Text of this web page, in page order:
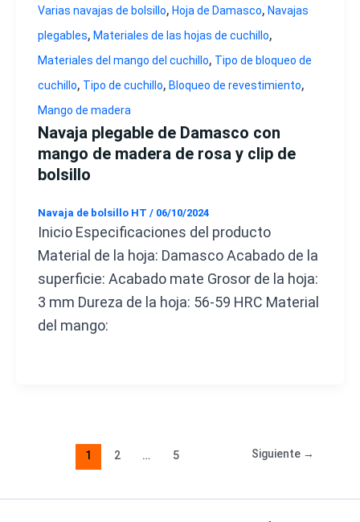
Varias navajas de bolsillo, Hoja de Damasco, Navajas
plegables, Materiales de las hojas de cuchillo,
Materiales del mango del cuchillo, Tipo de bloqueo de
cuchillo, Tipo de cuchillo, Bloqueo de revestimiento,
Mango de madera
Navaja plegable de Damasco con
mango de madera de rosa y clip de
bolsillo
Navaja de bolsillo HT / 06/10/2024
Inicio Especificaciones del producto
Material de la hoja: Damasco Acabado de la
superficie: Acabado mate Grosor de la hoja:
3 mm Dureza de la hoja: 56-59 HRC Material
del mango:
1 2 … 5 Siguiente →